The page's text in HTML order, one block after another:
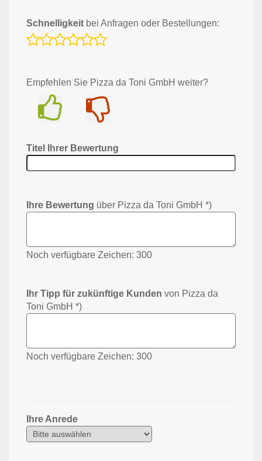
Schnelligkeit bei Anfragen oder Bestellungen:
Empfehlen Sie Pizza da Toni GmbH weiter?
Titel Ihrer Bewertung
Ihre Bewertung über Pizza da Toni GmbH *)
Noch verfügbare Zeichen: 300
Ihr Tipp für zukünftige Kunden von Pizza da
Toni GmbH *)
Noch verfügbare Zeichen: 300
Ihre Anrede